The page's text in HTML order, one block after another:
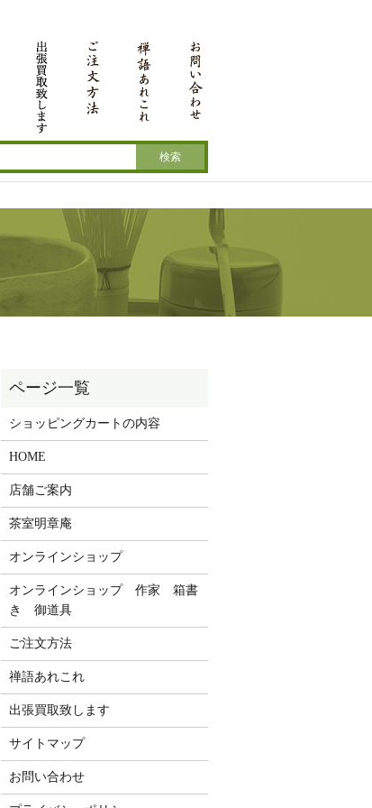
ショッピングカートの内容
HOME
店舗ご案内
茶室明章庵
オンラインショップ
オンラインショップ 作家 箱書
き 御道具
ご注文方法
禅語あれこれ
出張買取致します
サイトマップ
お問い合わせ